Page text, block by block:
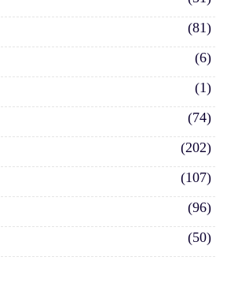
(81)
(6)
(1)
(74)
(202)
(107)
(96)
(50)